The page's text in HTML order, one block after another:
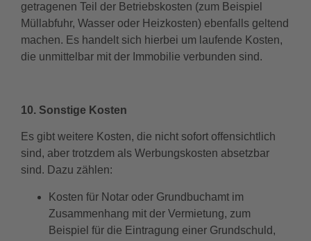
getragenen Teil der Betriebskosten (zum Beispiel
Müllabfuhr, Wasser oder Heizkosten) ebenfalls geltend
machen. Es handelt sich hierbei um laufende Kosten,
die unmittelbar mit der Immobilie verbunden sind.
10. Sonstige Kosten
Es gibt weitere Kosten, die nicht sofort offensichtlich
sind, aber trotzdem als Werbungskosten absetzbar
sind. Dazu zählen:
Kosten für Notar oder Grundbuchamt im
Zusammenhang mit der Vermietung, zum
Beispiel für die Eintragung einer Grundschuld,